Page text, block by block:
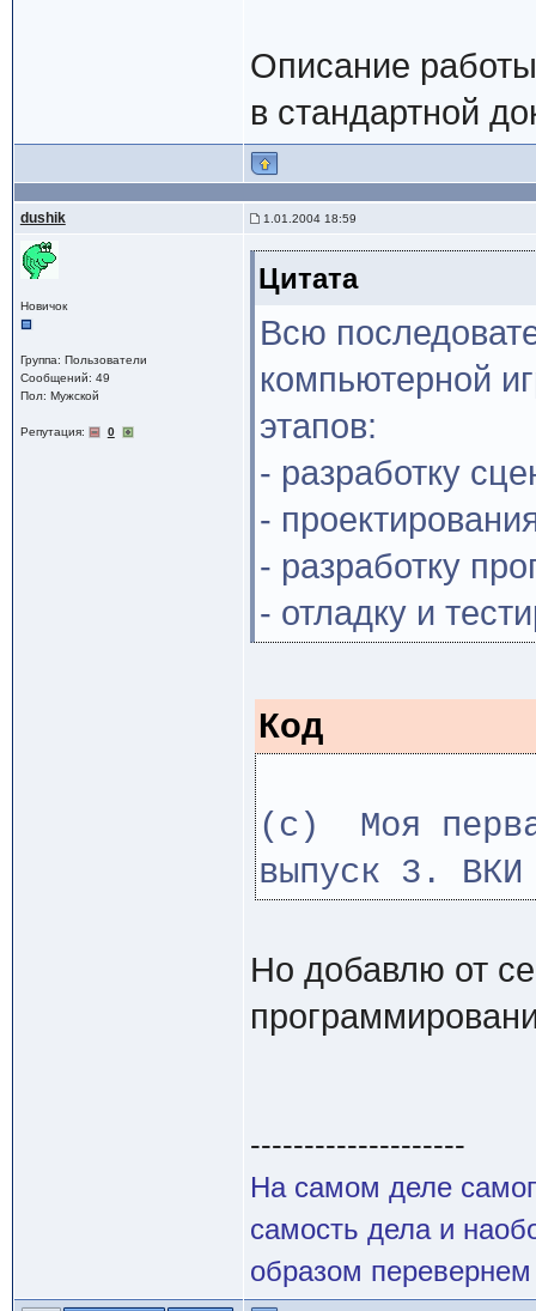
Описание
в стандартной
dushik 1.01.2004 18:59
Новичок
Группа: Пользователи
Сообщений: 49
Пол: Мужской
Репутация: 0
Цитата
Всю
компьютерной
этапов:
- разработку
-
- разработку
- отладку и
Код
(с) Моя
выпуск 3. ВКИ
Но добавлю от
--------------------
На самом деле
самость дела и
образом